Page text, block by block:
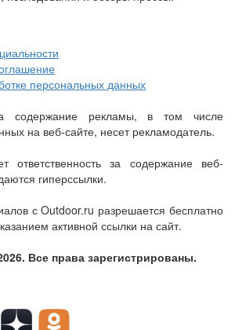
персональных данных
содержание рекламы, в том числе
на веб-сайте, несет рекламодатель.
ответственность за содержание веб-
гиперссылки.
с Outdoor.ru разрешается бесплатно
активной ссылки на сайт.
Все права зарегистрированы.